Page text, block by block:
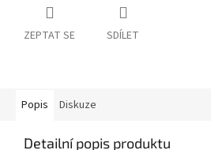
ZEPTAT SE SDÍLET
Popis Diskuze
Detailní popis produktu